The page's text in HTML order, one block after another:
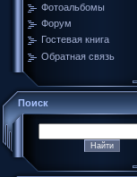
Фотоальбомы
Форум
Гостевая книга
Обратная связь
Поиск